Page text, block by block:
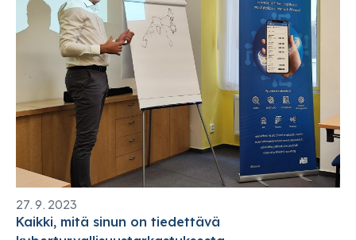
27. 9. 2023
Kaikki, mitä sinun on tiedettävä